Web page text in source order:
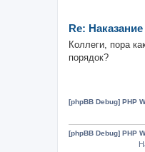
Re:
Коллеги, пора
порядок?
[phpBB Debug] PHP
[phpBB Debug] PHP